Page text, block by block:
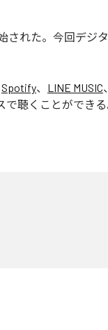
された。今回デジ
Spotify、 LINE MUSIC、
聴くことができる